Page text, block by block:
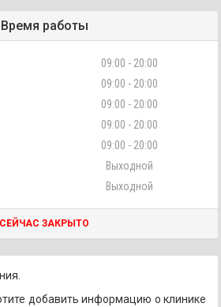
Время работы
09:00 - 20:00
09:00 - 20:00
09:00 - 20:00
09:00 - 20:00
09:00 - 20:00
Выходной
Выходной
СЕЙЧАС ЗАКРЫТО
добавить информацию о клинике